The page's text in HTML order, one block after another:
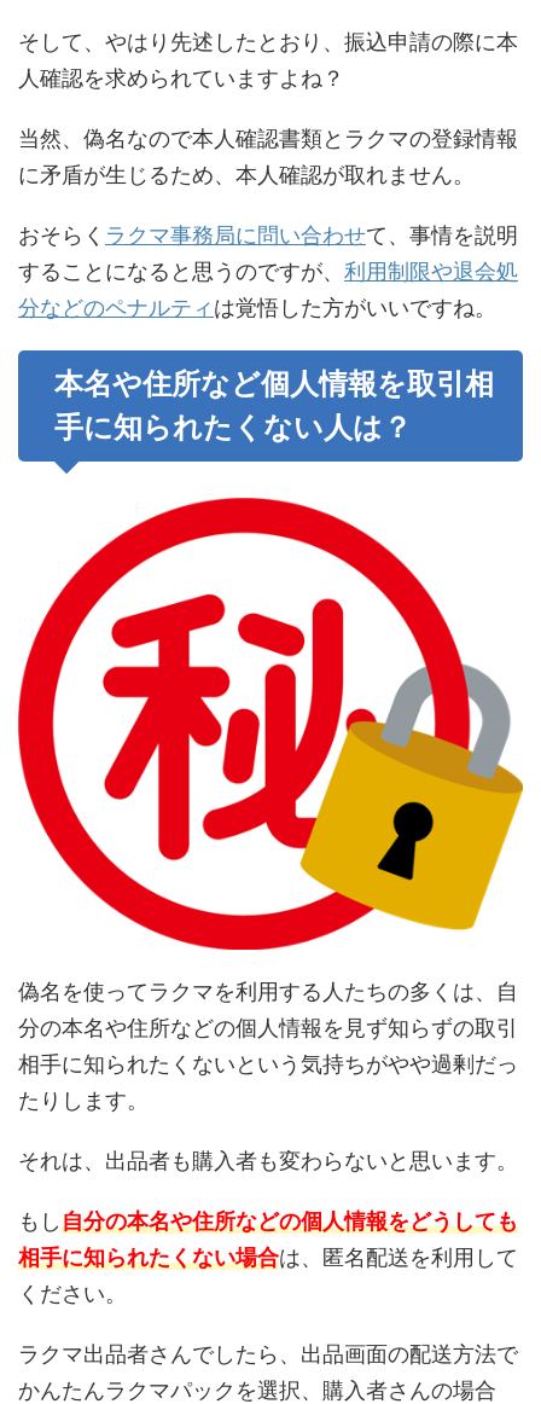
そして、やはり先述したとおり、振込申請の際に本
人確認を求められていますよね？
当然、偽名なので本人確認書類とラクマの登録情報
に矛盾が生じるため、本人確認が取れません。
おそらく ラクマ事務局に問い合わせて、事情を説明
することになると思うのですが、 利用制限や退会処
分などのペナルティは覚悟した方がいいですね。
本名や住所など個人情報を取引相
手に知られたくない人は？
偽名を使ってラクマを利用する人たちの多くは、自
分の本名や住所などの個人情報を見ず知らずの取引
相手に知られたくないという気持ちがやや過剰だっ
たりします。
それは、出品者も購入者も変わらないと思います。
もし自分の本名や住所などの個人情報をどうしても
相手に知られたくない場合は、匿名配送を利用して
ください。
ラクマ出品者さんでしたら、出品画面の配送方法で
かんたんラクマパックを選択、購入者さんの場合